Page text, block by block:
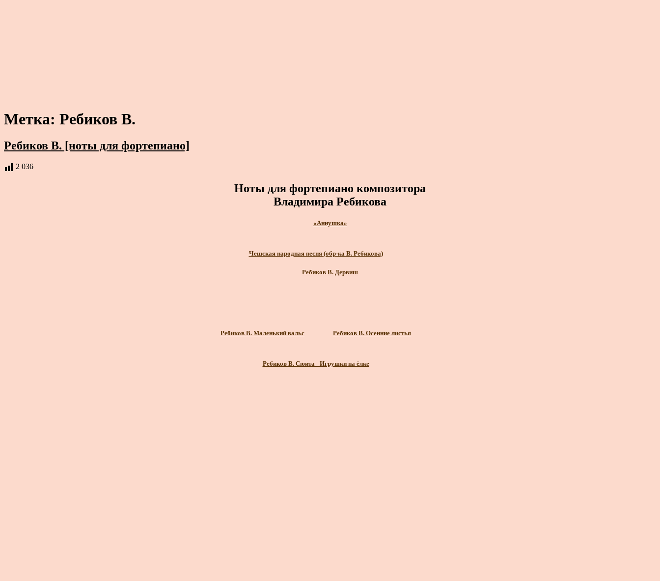
Метка: Ребиков В.
Ребиков В. [ноты для фортепиано]
2 036
Ноты для фортепиано композитора
Владимира Ребикова
«Аннушка»
Чешская народная песня (обр-ка В. Ребикова)
Ребиков В. Дервиш
Ребиков В. Маленький вальс Ребиков В. Осенние листья
Ребиков В. Сюита_ Игрушки на ёлке